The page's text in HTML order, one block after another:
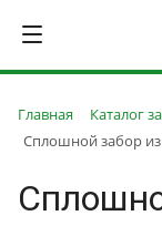
Главная Каталог
Сплошной забор из